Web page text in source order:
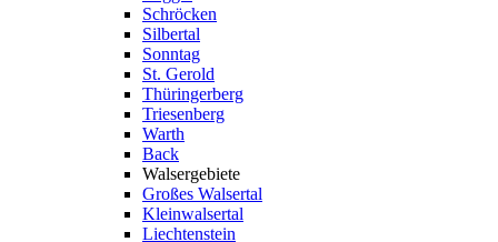
Schröcken
Silbertal
Sonntag
St. Gerold
Thüringerberg
Triesenberg
Warth
Back
Walsergebiete
Großes Walsertal
Kleinwalsertal
Liechtenstein